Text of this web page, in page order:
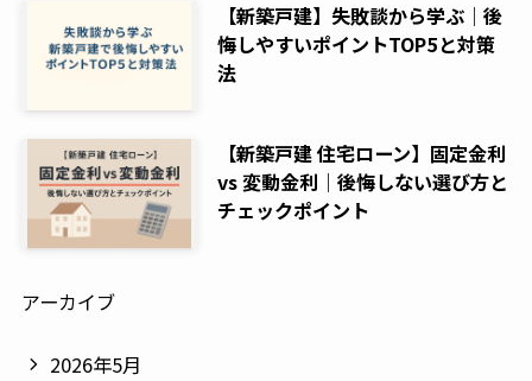
【新築戸建】失敗談から学ぶ｜後
悔しやすいポイントTOP5と対策
法
【新築戸建 住宅ローン】固定金利
vs 変動金利｜後悔しない選び方と
チェックポイント
アーカイブ
2026年5月